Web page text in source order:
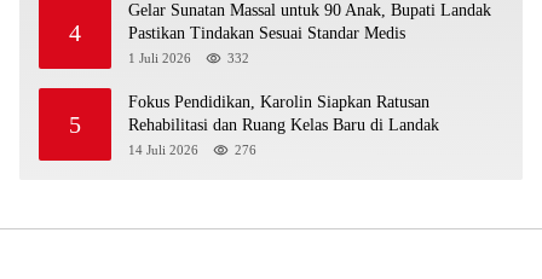
4
Gelar Sunatan Massal untuk 90 Anak, Bupati Landak
Pastikan Tindakan Sesuai Standar Medis
1 Juli 2026 332
5
Fokus Pendidikan, Karolin Siapkan Ratusan
Rehabilitasi dan Ruang Kelas Baru di Landak
14 Juli 2026 276